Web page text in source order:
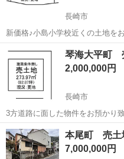
長崎市
新価格♪小島小学校近くの土地を
（軽自動車のみ）。
長崎市 土地販売/土
琴海大平町
2,000,000円
長崎市
3方道路に面した物件をお預かり
の為、人気の平屋の計画も◎です
長崎 長崎市 土地販売/土
本尾町 売土
7,000,000円